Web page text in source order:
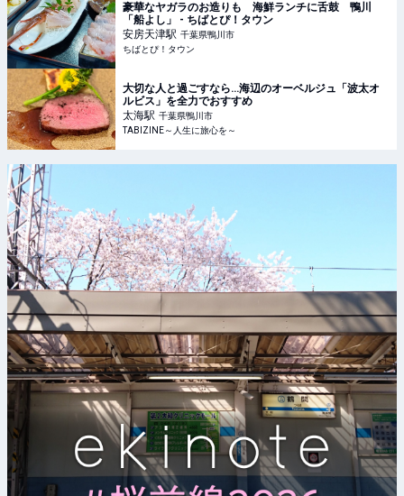
豪華なヤガラのお造りも 海鮮ランチに舌鼓 鴨川
「船よし」 - ちばとぴ！タウン
安房天津駅 千葉県鴨川市
ちばとぴ！タウン
大切な人と過ごすなら…海辺のオーベルジュ「波太オ
ルビス」を全力でおすすめ
太海駅 千葉県鴨川市
TABIZINE～人生に旅心を～